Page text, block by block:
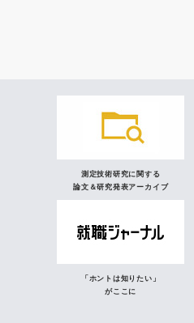
測定技術研究に関する
論文＆研究発表アーカイブ
「ホントは知りたい」
がここに